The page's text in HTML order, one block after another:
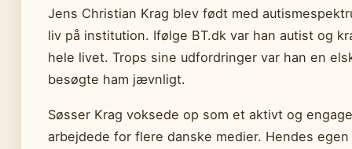
Jens Christian Krag blev født med
liv på institution. Ifølge BT.dk var han autist og
hele livet. Trops sine udfordringer var han en
besøgte ham jævnligt.
Søsser Krag voksede op som et aktivt og
arbejdede for flere danske medier. Hendes